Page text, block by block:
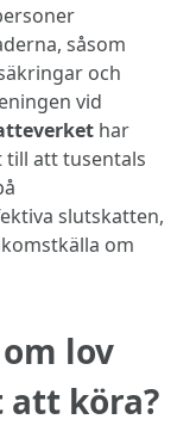
såsom
och
vid
har
till att tusentals
slutskatten,
om
lov
att köra?